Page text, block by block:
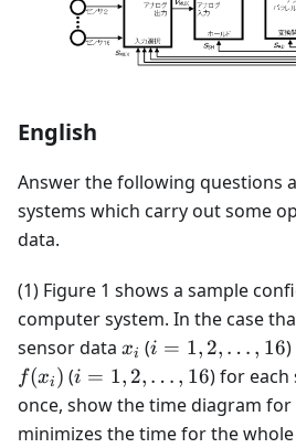
English
Answer the following questions
systems which carry out some
data.
(1) Figure 1 shows a sample
computer system. In the case
sensor data x_i
xi (i = 1,
\dots,
i = 1, 2, … , 16
f(xi ) (i = 1,
2,
\dots,
i = 1, 2, … , 16) for each
once, show the time diagram
minimizes the time for the